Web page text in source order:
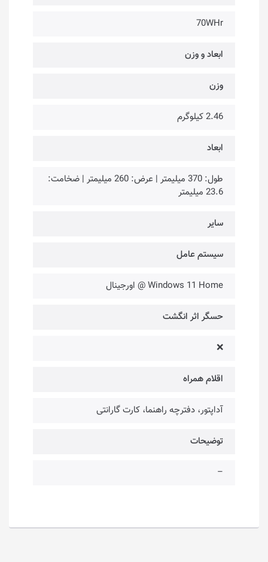
70WHr
ابعاد و وزن
وزن
2.46 کیلوگرم
ابعاد
طول: 370 میلیمتر | عرض: 260 میلیمتر | ضخامت:
23.6 میلیمتر
سایر
سیستم عامل
Windows 11 Home @ اورجینال
حسگر اثر انگشت
❌
اقلام همراه
آداپتور، دفترچه راهنما، کارت گارانتی
توضیحات
–